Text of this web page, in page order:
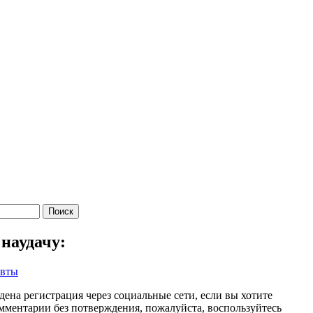
регистрация через социальные сети, если вы хотите
без потверждения, пожалуйста, воспользуйтесь